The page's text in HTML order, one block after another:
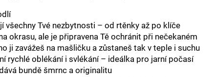
všechny Tvé nezbytnosti – od rtěnky až po klíče
okrasu, ale je připravena Tě ochránit při nečekaném
ji zavážeš na mašličku a zůstaneš tak v teple i suchu
rychlé oblékání i svlékání – ideálka pro jarní počasí
bundě šmrnc a originalitu